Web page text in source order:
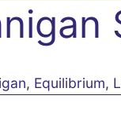
, Equilibrium,